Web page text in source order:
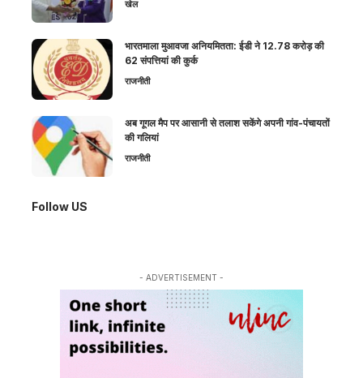
खेल
भारतमाला मुआवजा अनियमितता: ईडी ने 12.78 करोड़ की
62 संपत्तियां की कुर्क
राजनीती
अब गूगल मैप पर आसानी से तलाश सकेंगे अपनी गांव-पंचायतों
की गलियां
राजनीती
Follow US
- ADVERTISEMENT -